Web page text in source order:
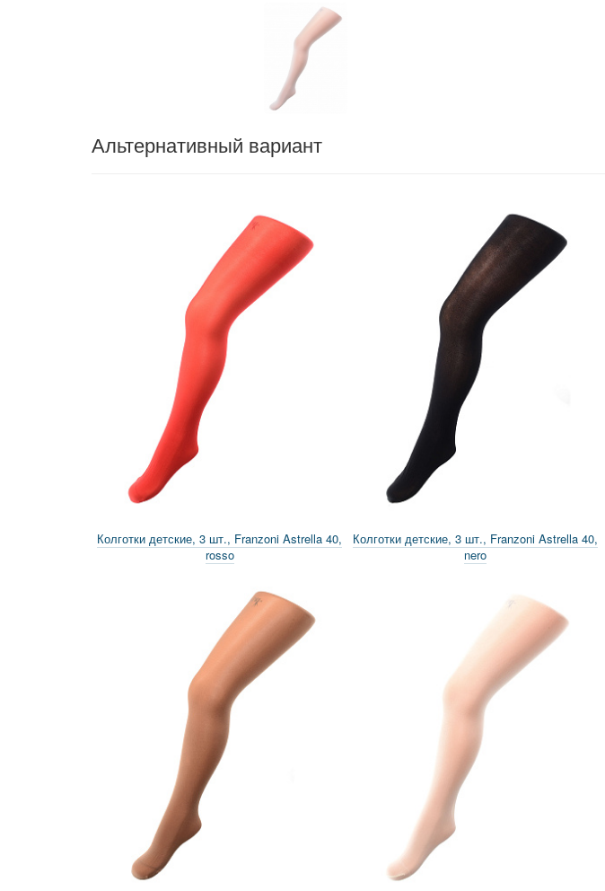
Альтернативный вариант
Колготки детские, 3 шт., Franzoni Astrella 40,
rosso
Колготки детские, 3 шт., Franzoni Astrella 40,
nero